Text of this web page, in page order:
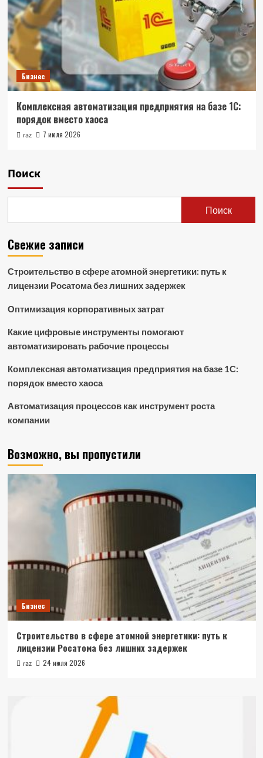
Бизнес
Комплексная автоматизация предприятия на базе 1С:
порядок вместо хаоса
raz 7 июля 2026
Поиск
Поиск
Свежие записи
Строительство в сфере атомной энергетики: путь к
лицензии Росатома без лишних задержек
Оптимизация корпоративных затрат
Какие цифровые инструменты помогают
автоматизировать рабочие процессы
Комплексная автоматизация предприятия на базе 1С:
порядок вместо хаоса
Автоматизация процессов как инструмент роста
компании
Возможно, вы пропустили
Бизнес
Строительство в сфере атомной энергетики: путь к
лицензии Росатома без лишних задержек
raz 24 июля 2026